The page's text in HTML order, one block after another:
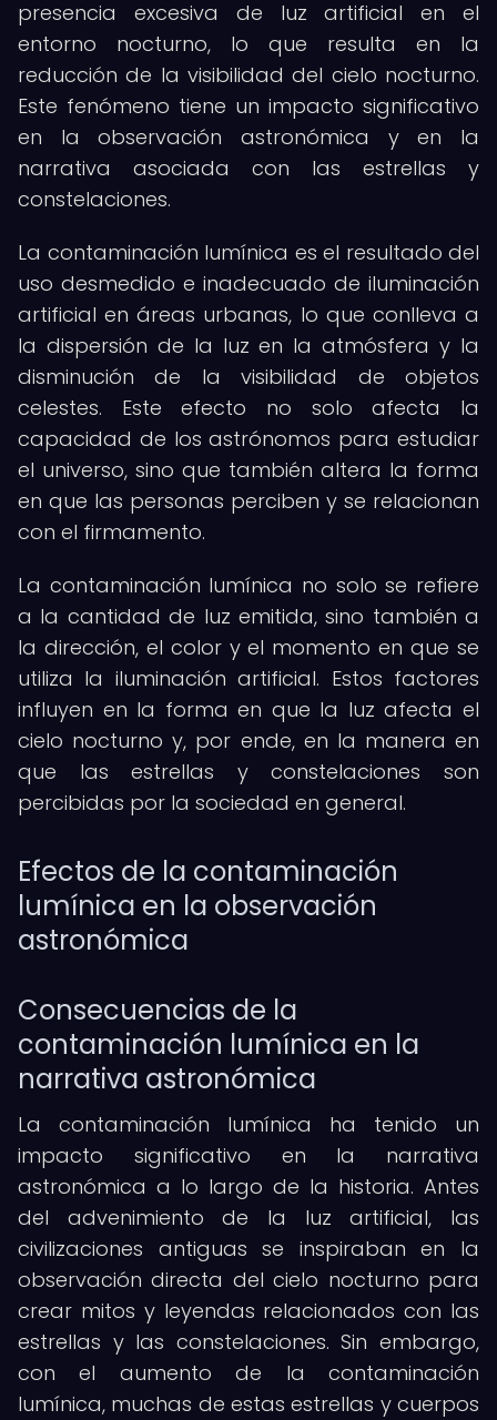
presencia excesiva de luz artificial en el
entorno nocturno, lo que resulta en la
reducción de la visibilidad del cielo nocturno.
Este fenómeno tiene un impacto significativo
en la observación astronómica y en la
narrativa asociada con las estrellas y
constelaciones.
La contaminación lumínica es el resultado del
uso desmedido e inadecuado de iluminación
artificial en áreas urbanas, lo que conlleva a
la dispersión de la luz en la atmósfera y la
disminución de la visibilidad de objetos
celestes. Este efecto no solo afecta la
capacidad de los astrónomos para estudiar
el universo, sino que también altera la forma
en que las personas perciben y se relacionan
con el firmamento.
La contaminación lumínica no solo se refiere
a la cantidad de luz emitida, sino también a
la dirección, el color y el momento en que se
utiliza la iluminación artificial. Estos factores
influyen en la forma en que la luz afecta el
cielo nocturno y, por ende, en la manera en
que las estrellas y constelaciones son
percibidas por la sociedad en general.
Efectos de la contaminación
lumínica en la observación
astronómica
Consecuencias de la
contaminación lumínica en la
narrativa astronómica
La contaminación lumínica ha tenido un
impacto significativo en la narrativa
astronómica a lo largo de la historia. Antes
del advenimiento de la luz artificial, las
civilizaciones antiguas se inspiraban en la
observación directa del cielo nocturno para
crear mitos y leyendas relacionados con las
estrellas y las constelaciones. Sin embargo,
con el aumento de la contaminación
lumínica, muchas de estas estrellas y cuerpos